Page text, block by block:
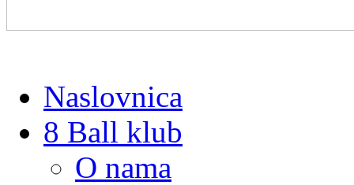
Naslovnica
8 Ball klub
O nama